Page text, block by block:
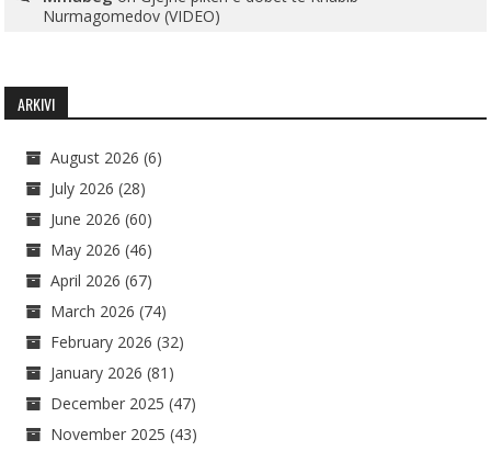
Nurmagomedov (VIDEO)
ARKIVI
August 2026 (6)
July 2026 (28)
June 2026 (60)
May 2026 (46)
April 2026 (67)
March 2026 (74)
February 2026 (32)
January 2026 (81)
December 2025 (47)
November 2025 (43)